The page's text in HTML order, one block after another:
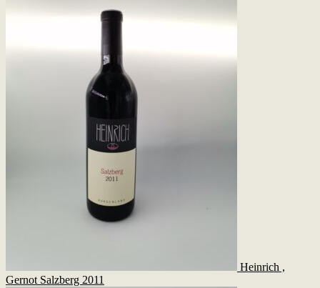
Heinrich ,
Gernot Salzberg 2011